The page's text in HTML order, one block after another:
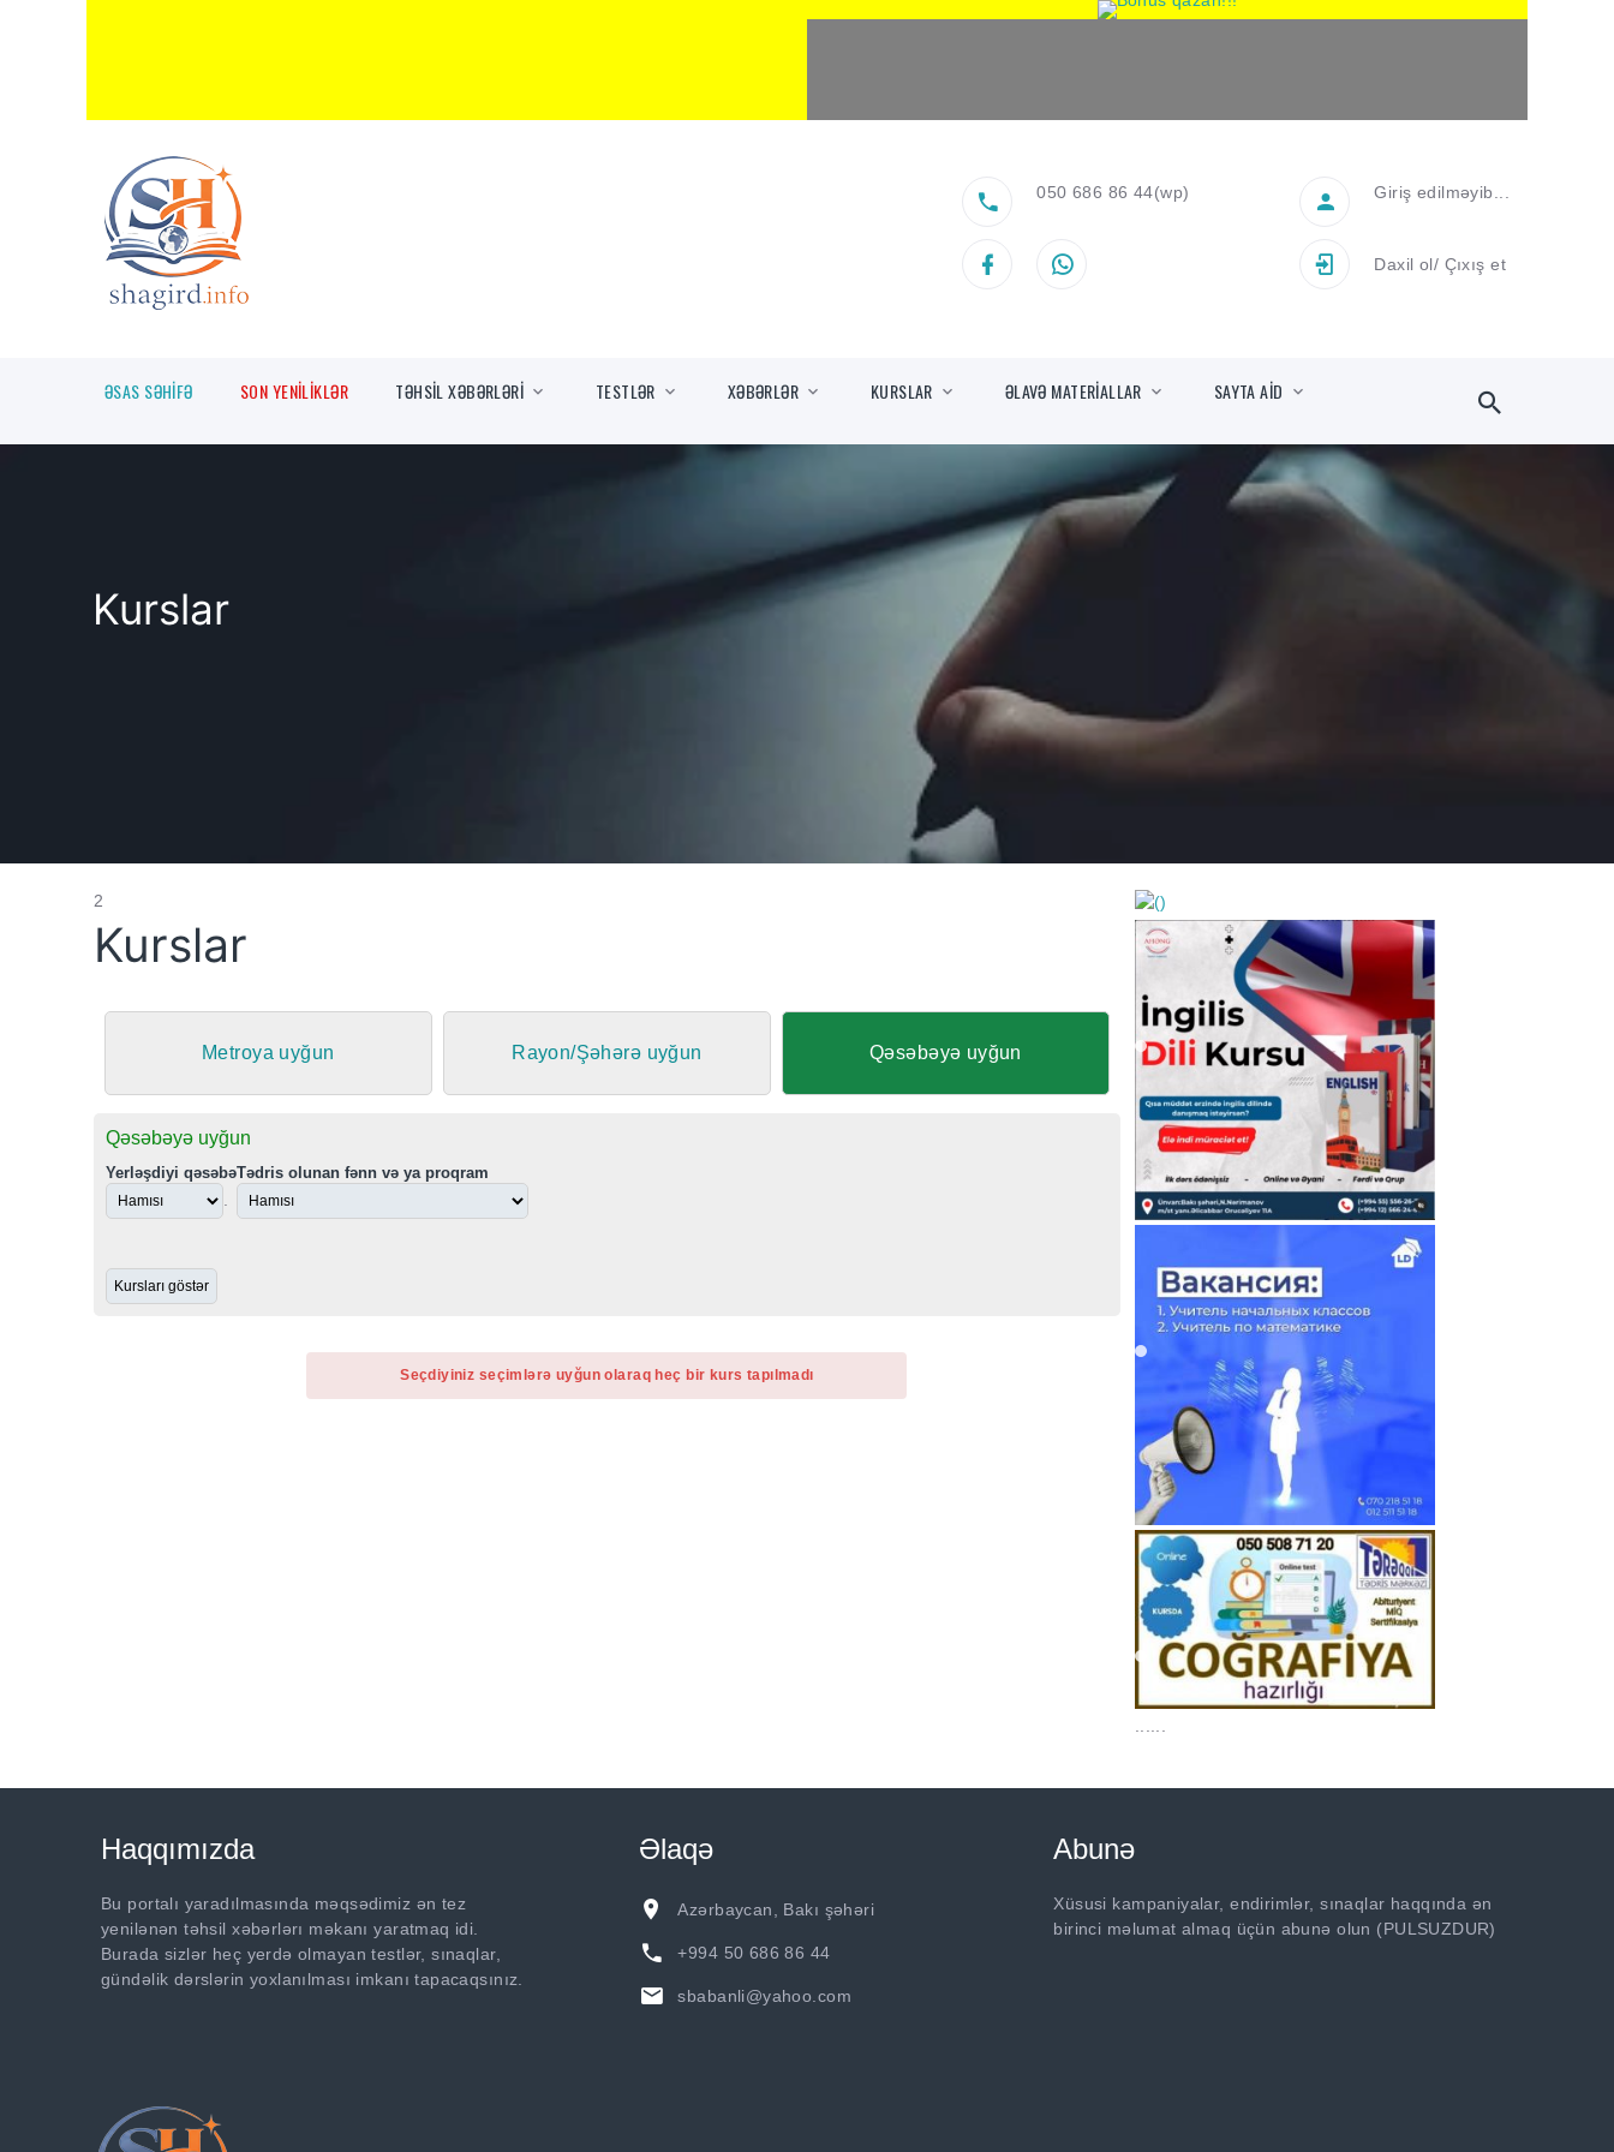
050 686 86 44(wp) Giriş edilməyib...
Daxil ol/ Çıxış et
ƏSAS SƏHİFƏ SON YENİLİKLƏR TƏHSİL XƏBƏRLƏRİ TESTLƏR XƏBƏRLƏR KURSLAR ƏLAVƏ MATERİALLAR SAYTA AİD
Kurslar
2
Kurslar
Metroya uyğun Rayon/Şəhərə uyğun Qəsəbəyə uyğun
Qəsəbəyə uyğun
Yerləşdiyi qəsəbə
.
Tədris olunan fənn və ya proqram
Seçdiyiniz seçimlərə uyğun olaraq heç bir kurs tapılmadı
https://wa.me/994552244433
Haqqımızda
Bu portalı yaradılmasında məqsədimiz ən tez
yenilənən təhsil xəbərlərı məkanı yaratmaq idi.
Burada sizlər heç yerdə olmayan testlər, sınaqlar,
gündəlik dərslərin yoxlanılması imkanı tapacaqsınız.
Əlaqə
Azərbaycan, Bakı şəhəri
+994 50 686 86 44
sbabanli@yahoo.com
Abunə
Xüsusi kampaniyalar, endirimlər, sınaqlar haqqında ən
birinci məlumat almaq üçün abunə olun (PULSUZDUR)